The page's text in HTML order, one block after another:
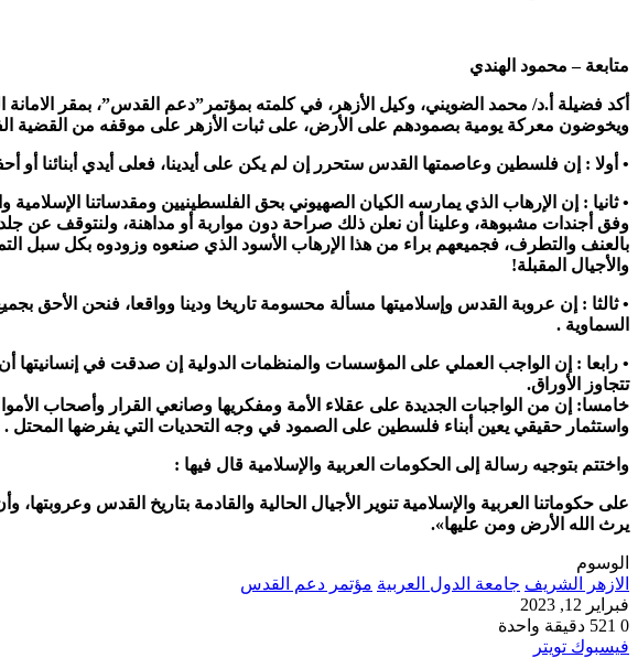
متابعة – محمود الهندي
أكد فضيلة أ.د/ محمد الضويني، وكيل الأزهر، في كلمته بمؤتمر”دعم القدس”، بمقر
ويخوضون معركة يومية بصمودهم على الأرض، على ثبات الأزهر على موقفه من القضية
• أولا : إن فلسطين وعاصمتها القدس ستحرر إن لم يكن على أيدينا، فعلى أيدي أبنائنا أو
• ثانيا : إن الإرهاب الذي يمارسه الكيان الصهيوني بحق الفلسطينيين ومقدساتنا
وفق أجندات مشبوهة، وعلينا أن نعلن ذلك صراحة دون مواربة أو مداهنة، ولنتوقف عن جلد
بالعنف والتطرف، فجميعهم براء من هذا الإرهاب الأسود الذي صنعوه وزودوه بكل سبل
والأجيال المقبلة!
• ثالثا : إن عروبة القدس وإسلاميتها مسألة محسومة تاريخا ودينا وواقعا، فنحن الأحق
السماوية .
• رابعا : إن الواجب العملي على المؤسسات والمنظمات الدولية إن صدقت في إنسانيتها
تتجاوز الأوراق.
خامسا: إن من الواجبات الجديدة على عقلاء الأمة ومفكريها وصانعي القرار وأصحاب
واستثمار حقيقي يعين أبناء فلسطين على الصمود في وجه التحديات التي يفرضها المحتل .
واختتم بتوجيه رسالة إلى الحكومات العربية والإسلامية قال فيها :
على حكوماتنا العربية والإسلامية تنوير الأجيال الحالية والقادمة بتاريخ القدس
يرث الله الأرض ومن عليها».
الوسوم
الازهر الشريف جامعة الدول العربية مؤتمر دعم القدس
فبراير 12, 2023
0
دقيقة واحدة
فيسبوك تويتر